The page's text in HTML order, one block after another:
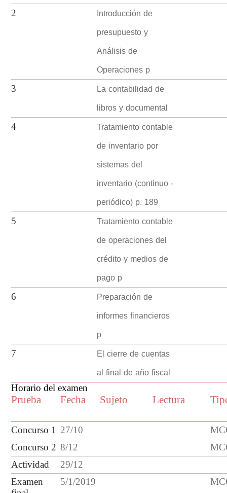
2
Introducción de
presupuesto y
Análisis de
Operaciones p
3
La contabilidad de
libros y documental
4
Tratamiento contable
de inventario por
sistemas del
inventario (continuo -
periódico) p. 189
5
Tratamiento contable
de operaciones del
crédito y medios de
pago p
6
Preparación de
informes financieros
p
7
El cierre de cuentas
al final de año fiscal
Horario del examen
Prueba Fecha Sujeto Lectura
Concurso 1 27/10
Concurso2 8/12
Actividad
29/12
Examen
5/1/2019